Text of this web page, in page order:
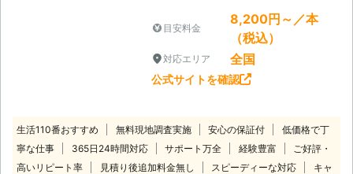
目安料金
8,200円～／本
（税込）
対応エリア 全国
公式サイトを確認
生活110番おすすめ 無料現地調査実施 安心の保証付
低価格で丁
寧な仕事
365日24時間対応 サポート万全 経験豊富
ご好評・
高いリピート率
見積り後追加料金無し スピーディーな対応
キャ